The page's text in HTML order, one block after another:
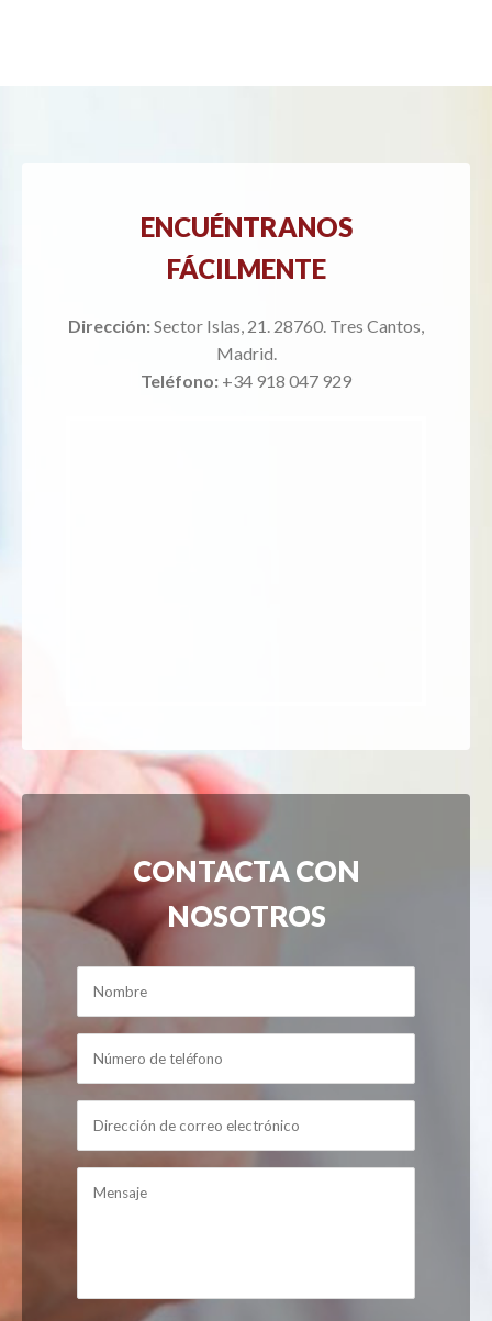
ENCUÉNTRANOS
FÁCILMENTE
Dirección:Sector Islas, 21. 28760. Tres Cantos,
Madrid.
Teléfono: +34 918 047 929
CONTACTA CON
NOSOTROS